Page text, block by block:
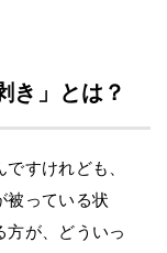
き」とは？
すけれども、
被っている状
方が、どういっ